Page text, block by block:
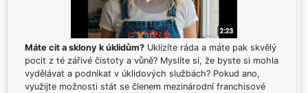
Máte cit a sklony k úklidům? Uklízíte ráda a máte pak skvělý
pocit z té zářivé čistoty a vůně? Myslíte si, že byste si mohla
vydělávat a podnikat v úklidových službách? Pokud ano,
využijte možnosti stát se členem mezinárodní franchisové